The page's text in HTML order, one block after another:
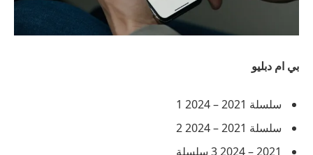
بي ام دبليو
سلسلة 2021 – 2024 1
سلسلة 2021 – 2024 2
2021 – 2024 3 سلسلة